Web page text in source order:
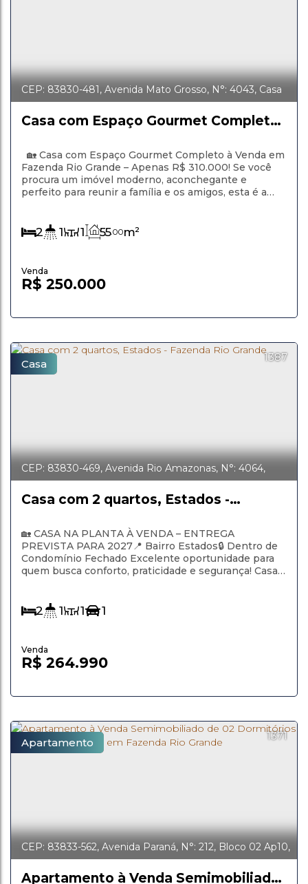
Casa com Espaço Gourmet Completo
Apenas R$ 310.000!
R$ 250.000
CEP: 83830-481, Avenida Mato Grosso, N°: 4043, Casa
55,Estados ,Fazenda Rio Grande,Paraná,Brasil
2 1 1 55.00m²
Fazenda Rio Grande – Apenas R$ 310.000! Se você
procura um imóvel moderno, aconchegante e
perfeito para reunir a família e os amigos, esta é a
conforto, praticidade e um dos espaços gourmet
mais bonitos da categoria. ✨...
1387
Casa
Casa com 2 quartos, Estados -
R$ 264.990
CEP: 83830-469, Avenida Rio Amazonas, N°: 4064,
CONDOMINIO,Estados ,Fazenda Rio Grande,Paraná,
2 1 1 1
🏡 CASA NA PLANTA À VENDA – ENTREGA
PREVISTA PARA 2027📍 Bairro Estados🔒 Dentro de
Condomínio Fechado Excelente oportunidade para
quem busca conforto, praticidade e segurança! Casa
ambiente moderno e aconchegante. ✨
Características do imóvel: ✅ 2 quartos bem
1371
Apartamento
Apartamento à Venda Semimobiliado
CEP: 83833-562, Avenida Paraná, N°: 212, Bloco 02 Ap10,
Iguaçu ,Fazenda Rio Grande,Paraná,Brasil